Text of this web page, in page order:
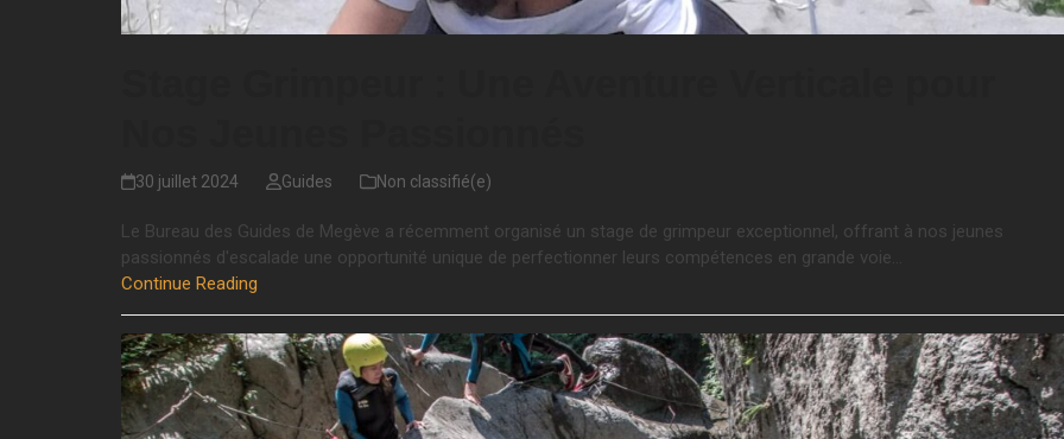
30 juillet 2024 Guides Non classifié(e)
Le Bureau des Guides de Megève a récemment organisé un stage de grimpeur exceptionnel, offrant à nos jeunes
passionnés d'escalade une opportunité unique de perfectionner leurs compétences en grande voie…
Continue Reading